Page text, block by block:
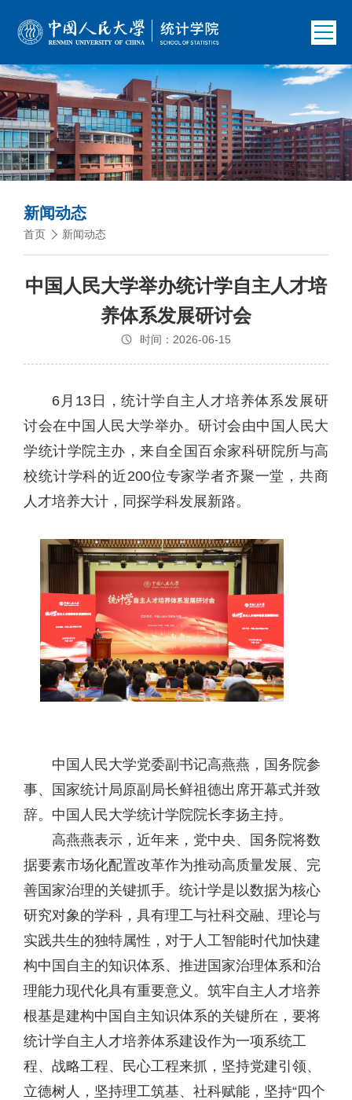
新闻动态
首页 新闻动态
中国人民大学举办统计学自主人才培
养体系发展研讨会
时间：2026-06-15
6月13日，统计学自主人才培养体系发展研
讨会在中国人民大学举办。研讨会由中国人民大
学统计学院主办，来自全国百余家科研院所与高
校统计学科的近200位专家学者齐聚一堂，共商
人才培养大计，同探学科发展新路。
中国人民大学党委副书记高燕燕，国务院参
事、国家统计局原副局长鲜祖德出席开幕式并致
辞。中国人民大学统计学院院长李扬主持。
高燕燕表示，近年来，党中央、国务院将数
据要素市场化配置改革作为推动高质量发展、完
善国家治理的关键抓手。统计学是以数据为核心
研究对象的学科，具有理工与社科交融、理论与
实践共生的独特属性，对于人工智能时代加快建
构中国自主的知识体系、推进国家治理体系和治
理能力现代化具有重要意义。筑牢自主人才培养
根基是建构中国自主知识体系的关键所在，要将
统计学自主人才培养体系建设作为一项系统工
程、战略工程、民心工程来抓，坚持党建引领、
立德树人，坚持理工筑基、社科赋能，坚持“四个